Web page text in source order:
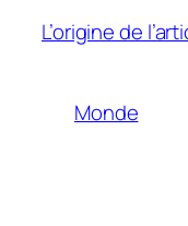
L’origine de
Monde